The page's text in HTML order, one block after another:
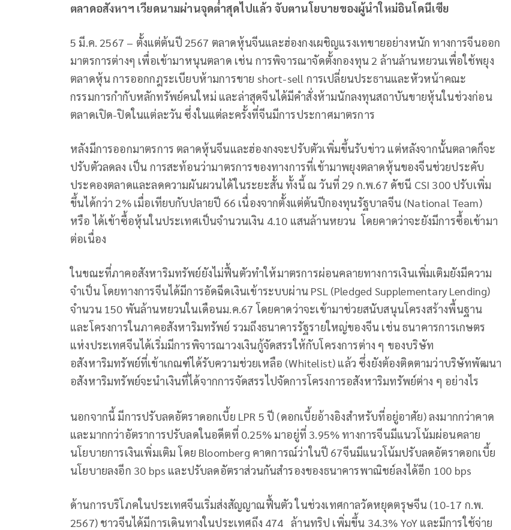
ตลาดอสังหาฯ เวียดนามผ่านจุดต่ำสุดไปแล้ว จับตานโยบายของผู้นำใหม่อินโดนีเซีย
5 มี.ค. 2567 – ตั้งแต่ต้นปี 2567 ตลาดหุ้นจีนและฮ่องกงเผชิญแรงเทขายอย่างหนัก ทางการจีนออก
มาตรการต่างๆ เพื่อเข้ามาหนุนตลาด เช่น การพิจารณาจัดตั้งกองทุน 2 ล้านล้านหยวนเพื่อใช้พยุง
ตลาดหุ้น การออกกฎระเบียบห้ามการขาย short-sell การเปลี่ยนประธานและหัวหน้าคณะ
กรรมการกำกับหลักทรัพย์คนใหม่ และล่าสุดจีนได้มีคำสั่งห้ามนักลงทุนสถาบันขายหุ้นในช่วงก่อน
ตลาดเปิด-ปิดในแต่ละวัน ซึ่งในแต่ละครั้งที่จีนมีการประกาศมาตรการ
หลังมีการออกมาตรการ ตลาดหุ้นจีนและฮ่องกงจะปรับตัวเพิ่มขึ้นรับข่าว แต่หลังจากนั้นตลาดก็จะ
ปรับตัวลดลง เป็น การสะท้อนว่ามาตรการของทางการที่เข้ามาพยุงตลาดหุ้นของจีนช่วยประคับ
ประคองตลาดและลดความผันผวนได้ในระยะสั้น ทั้งนี้ ณ วันที่ 29 ก.พ.67 ดัชนี CSI 300 ปรับเพิ่ม
ขึ้นได้กว่า 2% เมื่อเทียบกับปลายปี 66 เนื่องจากตั้งแต่ต้นปีกองทุนรัฐบาลจีน (National Team)
หรือ ได้เข้าซื้อหุ้นในประเทศเป็นจำนวนเงิน 4.10 แสนล้านหยวน โดยคาดว่าจะยังมีการซื้อเข้ามา
ต่อเนื่อง
ในขณะที่ภาคอสังหาริมทรัพย์ยังไม่ฟื้นตัวทำให้มาตรการผ่อนคลายทางการเงินเพิ่มเติมยังมีความ
จำเป็น โดยทางการจีนได้มีการอัดฉีดเงินเข้าระบบผ่าน PSL (Pledged Supplementary Lending)
จำนวน 150 พันล้านหยวนในเดือนม.ค.67 โดยคาดว่าจะเข้ามาช่วยสนับสนุนโครงสร้างพื้นฐาน
และโครงการในภาคอสังหาริมทรัพย์ รวมถึงธนาคารรัฐรายใหญ่ของจีน เช่น ธนาคารการเกษตร
แห่งประเทศจีนได้เริ่มมีการพิจารณาวงเงินกู้จัดสรรให้กับโครงการต่าง ๆ ของบริษัท
อสังหาริมทรัพย์ที่เข้าเกณฑ์ได้รับความช่วยเหลือ (Whitelist) แล้ว ซึ่งยังต้องติดตามว่าบริษัทพัฒนา
อสังหาริมทรัพย์จะนำเงินที่ได้จากการจัดสรรไปจัดการโครงการอสังหาริมทรัพย์ต่าง ๆ อย่างไร
นอกจากนี้ มีการปรับลดอัตราดอกเบี้ย LPR 5 ปี (ดอกเบี้ยอ้างอิงสำหรับที่อยู่อาศัย) ลงมากกว่าคาด
และมากกว่าอัตราการปรับลดในอดีตที่ 0.25% มาอยู่ที่ 3.95% ทางการจีนมีแนวโน้มผ่อนคลาย
นโยบายการเงินเพิ่มเติม โดย Bloomberg คาดการณ์ว่าในปี 67จีนมีแนวโน้มปรับลดอัตราดอกเบี้ย
นโยบายลงอีก 30 bps และปรับลดอัตราส่วนกันสำรองของธนาคารพาณิชย์ลงได้อีก 100 bps
ด้านการบริโภคในประเทศจีนเริ่มส่งสัญญาณฟื้นตัว ในช่วงเทศกาลวัดหยุดตรุษจีน (10-17 ก.พ.
2567) ชาวจีนได้มีการเดินทางในประเทศถึง 474 ล้านทริป เพิ่มขึ้น 34.3% YoY และมีการใช้จ่าย